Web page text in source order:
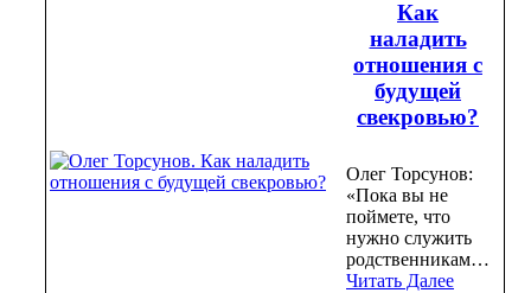
Как
наладить
отношения с
будущей
свекровью?
Олег Торсунов:
«Пока вы не
поймете, что
нужно служить
родственникам…
Читать Далее